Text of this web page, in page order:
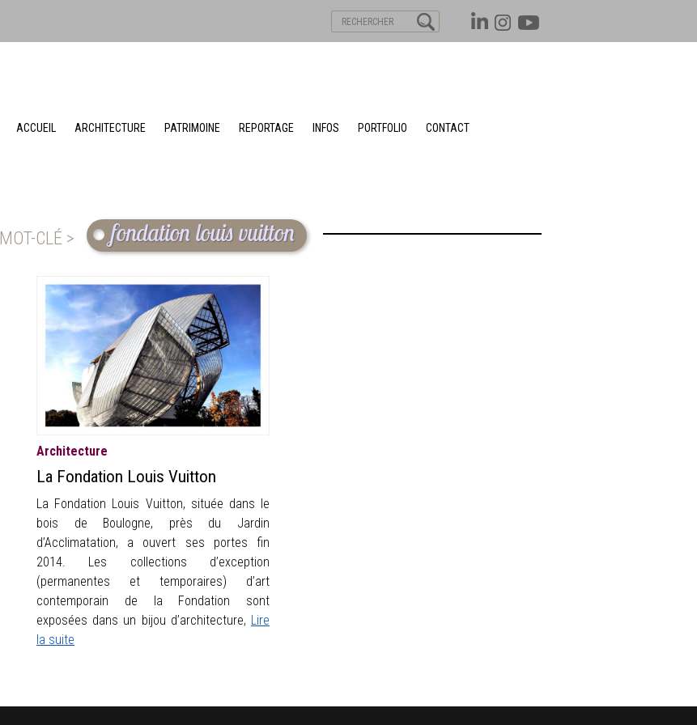
ACCUEIL ARCHITECTURE PATRIMOINE REPORTAGE INFOS PORTFOLIO CONTACT
MOT-CLÉ > fondation louis vuitton
Architecture
La Fondation Louis Vuitton
La Fondation Louis Vuitton, située dans le
bois de Boulogne, près du Jardin
d’Acclimatation, a ouvert ses portes fin
2014. Les collections d’exception
(permanentes et temporaires) d’art
contemporain de la Fondation sont
exposées dans un bijou d’architecture, Lire
la suite